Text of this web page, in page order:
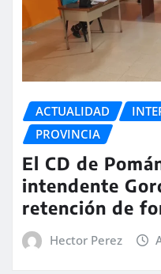
ACTUALIDAD
PROVINCIA
El CD de
intendente
retención de
Hector Perez